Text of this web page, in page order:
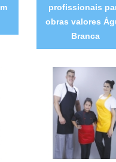
profissionais
obras valores
Branca